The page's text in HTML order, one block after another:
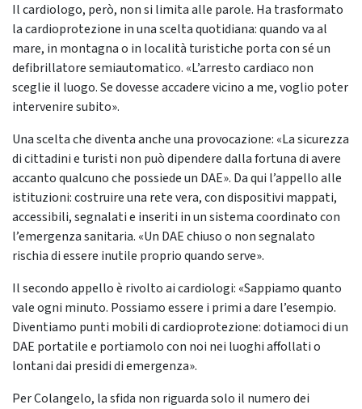
Il cardiologo, però, non si limita alle parole. Ha trasformato
la cardioprotezione in una scelta quotidiana: quando va al
mare, in montagna o in località turistiche porta con sé un
defibrillatore semiautomatico. «L’arresto cardiaco non
sceglie il luogo. Se dovesse accadere vicino a me, voglio poter
intervenire subito».
Una scelta che diventa anche una provocazione: «La sicurezza
di cittadini e turisti non può dipendere dalla fortuna di avere
accanto qualcuno che possiede un DAE». Da qui l’appello alle
istituzioni: costruire una rete vera, con dispositivi mappati,
accessibili, segnalati e inseriti in un sistema coordinato con
l’emergenza sanitaria. «Un DAE chiuso o non segnalato
rischia di essere inutile proprio quando serve».
Il secondo appello è rivolto ai cardiologi: «Sappiamo quanto
vale ogni minuto. Possiamo essere i primi a dare l’esempio.
Diventiamo punti mobili di cardioprotezione: dotiamoci di un
DAE portatile e portiamolo con noi nei luoghi affollati o
lontani dai presidi di emergenza».
Per Colangelo, la sfida non riguarda solo il numero dei